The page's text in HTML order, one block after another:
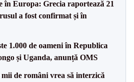
în Europa: Grecia raportează 21
a fost confirmat și în
1.000 de oameni în Republica
și Uganda, anunță OMS
de români vrea să interzică